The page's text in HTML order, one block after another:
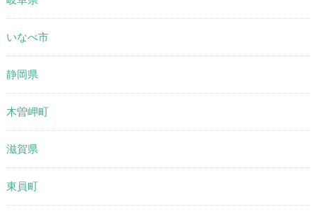
いなべ市
静岡県
木曽岬町
滋賀県
東員町